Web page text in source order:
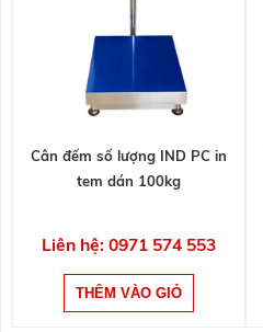
Cân đếm số lượng IND PC in
tem dán 100kg
Liên hệ: 0971 574 553